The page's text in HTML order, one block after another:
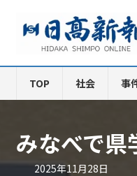
TOP 社会 事
みなべで県
2025年11月28日